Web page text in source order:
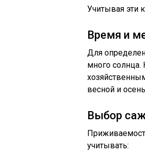
Учитывая эти
Время и
Для
много солнца.
весной и
Выбор
учитывать: